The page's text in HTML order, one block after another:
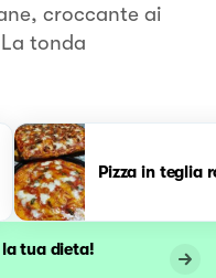
croccante ai
tonda
Pizza in teglia
tua dieta!